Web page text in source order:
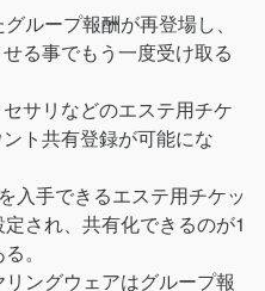
ループ報酬が再登場し、
る事でもう一度受け取る
サリなどのエステ用チケ
ト共有登録が可能にな
入手できるエステ用チケッ
され、共有化できるのが1
。
ングウェアはグループ報